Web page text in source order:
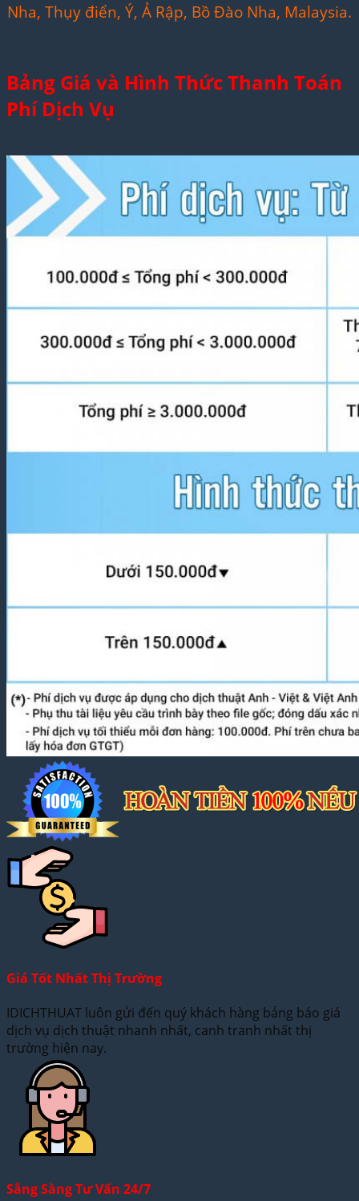
Nha, Thụy điển, Ý, Ả Rập, Bồ Đào Nha, Malaysia.
Bảng Giá và Hình Thức Thanh Toán
Phí Dịch Vụ
Giá Tốt Nhất Thị Trường
IDICHTHUAT luôn gửi đến quý khách hàng bảng báo giá
dịch vụ dịch thuật nhanh nhất, canh tranh nhất thị
trường hiện nay.
Sẵng Sàng Tư Vấn 24/7